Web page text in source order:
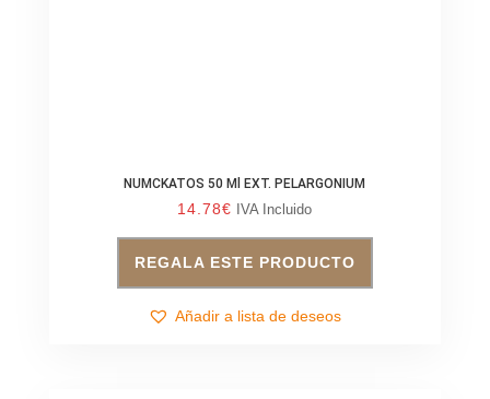
NUMCKATOS 50 Ml EXT. PELARGONIUM
14.78€ IVA Incluido
REGALA ESTE PRODUCTO
Añadir a lista de deseos